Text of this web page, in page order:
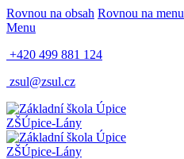
Rovnou na obsah Rovnou na menu
Menu
+420 499 881 124
zsul@zsul.cz
ZŠÚpice-Lány
ZŠÚpice-Lány